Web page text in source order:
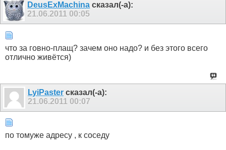
DeusExMachina сказал(-а):
21.06.2011 00:05
что за говно-плащ? зачем оно надо? и без этого всего
отлично живётся)
LyiPaster сказал(-а):
21.06.2011 00:07
по томуже адресу , к соседу